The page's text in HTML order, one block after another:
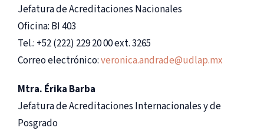
Jefatura de Acreditaciones Nacionales
Oficina: BI 403
Tel.: +52 (222) 229 20 00 ext. 3265
Correo electrónico:veronica.andrade@udlap.mx
Mtra. Érika Barba
Jefatura de Acreditaciones Internacionales y de
Posgrado